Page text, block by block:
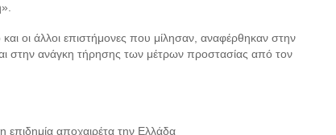
οι άλλοι επιστήμονες που μίλησαν, αναφέρθηκαν στην
στην ανάγκη τήρησης των μέτρων προστασίας από τον
αποχαιρέτα την Ελλάδα